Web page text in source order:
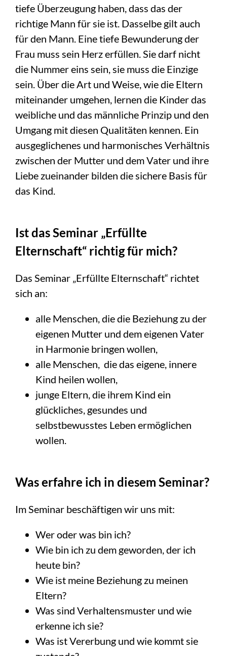
tiefe Überzeugung haben, dass das der
richtige Mann für sie ist. Dasselbe gilt auch
für den Mann. Eine tiefe Bewunderung der
Frau muss sein Herz erfüllen. Sie darf nicht
die Nummer eins sein, sie muss die Einzige
sein. Über die Art und Weise, wie die Eltern
miteinander umgehen, lernen die Kinder das
weibliche und das männliche Prinzip und den
Umgang mit diesen Qualitäten kennen. Ein
ausgeglichenes und harmonisches Verhältnis
zwischen der Mutter und dem Vater und ihre
Liebe zueinander bilden die sichere Basis für
das Kind.
Ist das Seminar „Erfüllte
Elternschaft“ richtig für mich?
Das Seminar „Erfüllte Elternschaft“ richtet
sich an:
alle Menschen, die die Beziehung zu der
eigenen Mutter und dem eigenen Vater
in Harmonie bringen wollen,
alle Menschen, die das eigene, innere
Kind heilen wollen,
junge Eltern, die ihrem Kind ein
glückliches, gesundes und
selbstbewusstes Leben ermöglichen
wollen.
Was erfahre ich in diesem Seminar?
Im Seminar beschäftigen wir uns mit:
Wer oder was bin ich?
Wie bin ich zu dem geworden, der ich
heute bin?
Wie ist meine Beziehung zu meinen
Eltern?
Was sind Verhaltensmuster und wie
erkenne ich sie?
Was ist Vererbung und wie kommt sie